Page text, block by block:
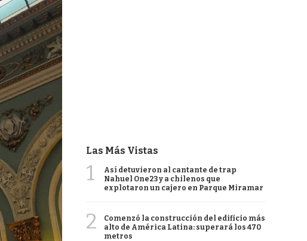
Las Más Vistas
1
Así detuvieron al cantante de trap
Nahuel One23 y a chilenos que
explotaron un cajero en Parque Miramar
2
Comenzó la construcción del edificio más
alto de América Latina: superará los 470
metros